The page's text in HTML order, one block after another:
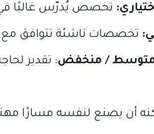
: تخصص يُدرّس غالبًا في
: تخصصات ناشئة تتوافق مع
/ منخفض: تقدير
يصنع لنفسه مسارًا